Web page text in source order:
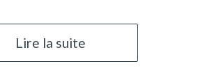
Lire la suite